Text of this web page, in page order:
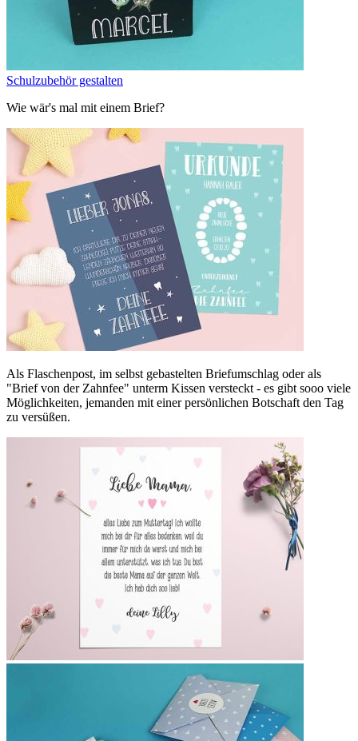
Schulzubehör gestalten
Wie wär's mal mit einem Brief?
Als Flaschenpost, im selbst gebastelten Briefumschlag oder als
"Brief von der Zahnfee" unterm Kissen versteckt - es gibt sooo viele
Möglichkeiten, jemanden mit einer persönlichen Botschaft den Tag
zu versüßen.